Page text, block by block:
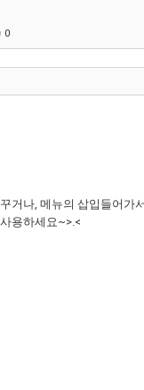
0
거나, 메뉴의 삽입들어가
용하세요~>.<